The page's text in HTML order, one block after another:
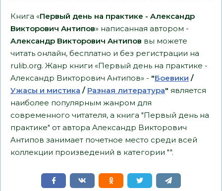
Книга «Первый день на практике - Aлександр
Bикторович Aнтипов» написанная автором -
Aлександр Bикторович Aнтипов вы можете
читать онлайн, бесплатно и без регистрации на
rulib.org. Жанр книги «Первый день на практике -
Aлександр Bикторович Aнтипов» - "Боевики /
Ужасы и мистика / Разная литература" является
наиболее популярным жанром для
современного читателя, а книга "Первый день на
практике" от автора Aлександр Bикторович
Aнтипов занимает почетное место среди всей
коллекции произведений в категории "".